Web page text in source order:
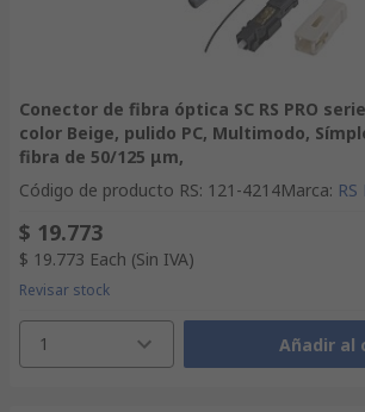
Conector de fibra óptica SC RS PRO
color Beige, pulido PC, Multimodo,
fibra de 50/125 μm,
Código de producto RS: 121-4214Marca: RS
$ 19.773
$ 19.773 Each (Sin IVA)
Revisar stock
1 Añadir al